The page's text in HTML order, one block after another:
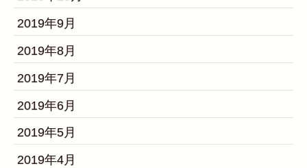
2019年9月
2019年8月
2019年7月
2019年6月
2019年5月
2019年4月